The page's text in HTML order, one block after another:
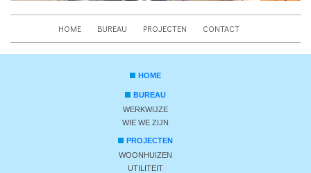
HOME BUREAU PROJECTEN CONTACT
HOME
BUREAU
WERKWIJZE
WIE WE ZIJN
PROJECTEN
WOONHUIZEN
UTILITEIT